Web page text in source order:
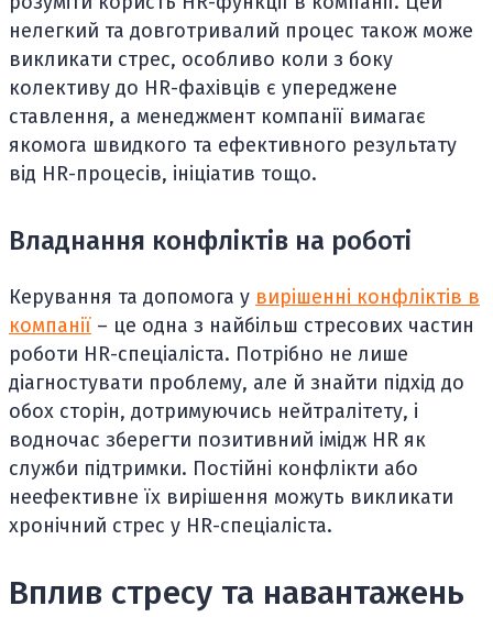
нелегкий та довготривалий процес також може
викликати стрес, особливо коли з боку
колективу до HR-фахівців є упереджене
ставлення, а менеджмент компанії вимагає
якомога швидкого та ефективного результату
від HR-процесів, ініціатив тощо.
Владнання конфліктів на роботі
Керування та допомога у вирішенні конфліктів в
компанії – це одна з найбільш стресових частин
роботи HR-спеціаліста. Потрібно не лише
діагностувати проблему, але й знайти підхід до
обох сторін, дотримуючись нейтралітету, і
водночас зберегти позитивний імідж HR як
служби підтримки. Постійні конфлікти або
неефективне їх вирішення можуть викликати
хронічний стрес у HR-спеціаліста.
Вплив стресу та навантажень